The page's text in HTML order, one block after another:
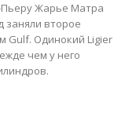
Жарье Матра
заняли второе
Gulf. Одинокий Ligier
чем у него